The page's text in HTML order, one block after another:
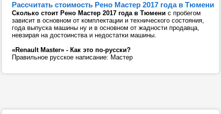
Рассчитать стоимость Рено Мастер 2017 года в Тюмени
Сколько стоит Рено Мастер 2017 года в Тюмени с пробегом
зависит в основном от комплектации и технического состояния,
года выпуска машины ну и в основном от жадности продавца,
невзирая на достоинства и недостатки машины.
«Renault Master» - Как это по-русски?
Правильное русское написание: Мастер